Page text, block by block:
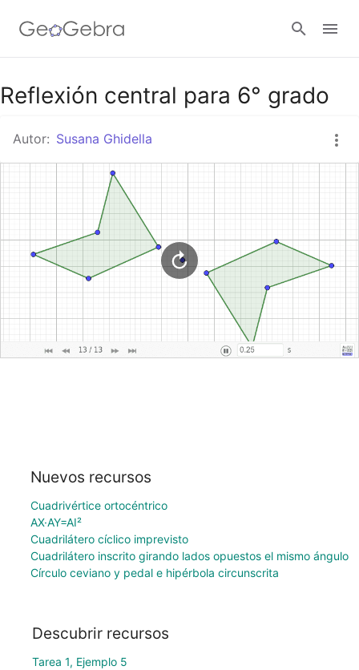
Google Classroom
GeoGebra Classroom
Reflexión central para 6° grado
Autor: Susana Ghidella
Nuevos recursos
Cuadrivértice ortocéntrico
AX·AY=AI²
Cuadrilátero cíclico imprevisto
Cuadrilátero inscrito girando lados opuestos el mismo ángulo
Círculo ceviano y pedal e hipérbola circunscrita
Descubrir recursos
Tarea 1, Ejemplo 5